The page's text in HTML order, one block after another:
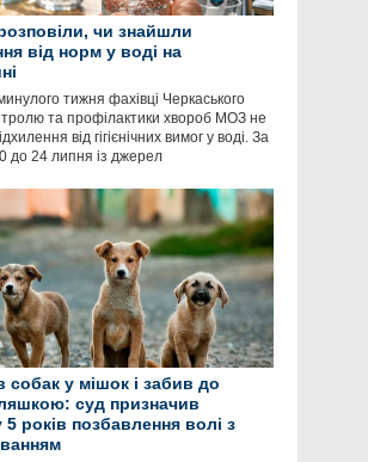
чи знайшли
від норм у воді на
тижня фахівці Черкаського
та профілактики хвороб МОЗ не
від гігієнічних вимог у воді. За
до 24 липня із джерел
собак у мішок і забив до
суд призначив
5 років позбавлення волі з